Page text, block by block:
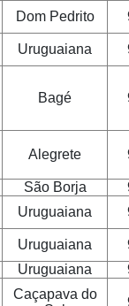
Dom Pedrito
Uruguaiana
Bagé
Alegrete
São Borja
Uruguaiana
Uruguaiana
Uruguaiana
Caçapava do